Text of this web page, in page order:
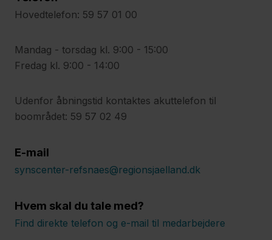
Hovedtelefon: 59 57 01 00
Mandag - torsdag kl. 9:00 - 15:00
Fredag kl. 9:00 - 14:00
Udenfor åbningstid kontaktes akuttelefon til
boområdet: 59 57 02 49
E-mail
synscenter-refsnaes@regionsjaelland.dk
Hvem skal du tale med?
Find direkte telefon og e-mail til medarbejdere